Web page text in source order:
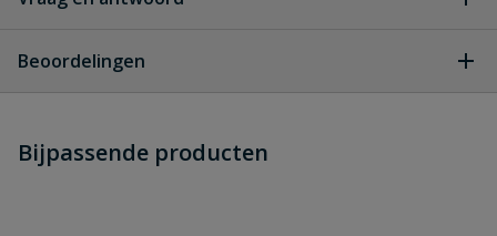
dit product?
Beoordelingen
Schrijf zelf een beoordeling
Bijpassende producten